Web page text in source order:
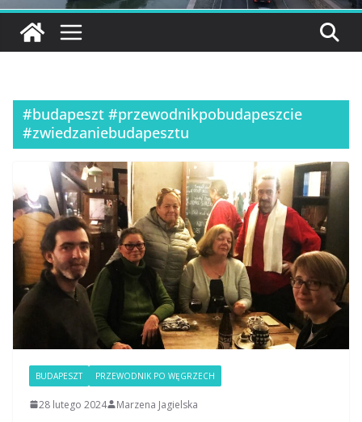
#budapeszt #przewodnikpobudapeszcie
#zwiedzaniebudapesztu
BUDAPESZT PRZEWODNIK PO WĘGRZECH
28 lutego 2024 Marzena Jagielska